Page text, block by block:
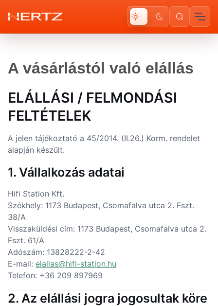
A vásárlástól való elállás
ELÁLLÁSI / FELMONDÁSI
FELTÉTELEK
A jelen tájékoztató a 45/2014. (II.26.) Korm. rendelet
alapján készült.
1. Vállalkozás adatai
Hifi Station Kft.
Székhely: 1173 Budapest, Csomafalva utca 2. Fszt.
38/A
Visszaküldési cím: 1173 Budapest, Csomafalva utca 2.
Fszt. 61/A
Adószám: 13828222-2-42
E-mail: elallas@hifi-station.hu
Telefon: +36 209 897969
2. Az elállási jogra jogosultak köre